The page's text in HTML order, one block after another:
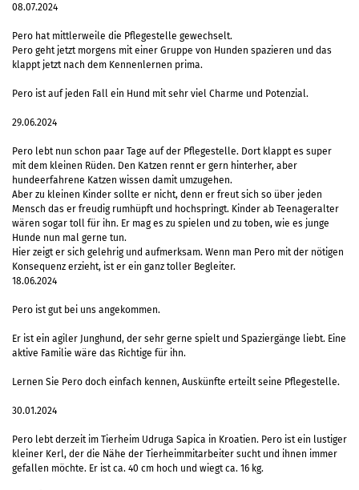
08.07.2024
Pero hat mittlerweile die Pflegestelle gewechselt.
Pero geht jetzt morgens mit einer Gruppe von Hunden spazieren und das
klappt jetzt nach dem Kennenlernen prima.
Pero ist auf jeden Fall ein Hund mit sehr viel Charme und Potenzial.
29.06.2024
Pero lebt nun schon paar Tage auf der Pflegestelle. Dort klappt es super
mit dem kleinen Rüden. Den Katzen rennt er gern hinterher, aber
hundeerfahrene Katzen wissen damit umzugehen.
Aber zu kleinen Kinder sollte er nicht, denn er freut sich so über jeden
Mensch das er freudig rumhüpft und hochspringt. Kinder ab Teenageralter
wären sogar toll für ihn. Er mag es zu spielen und zu toben, wie es junge
Hunde nun mal gerne tun.
Hier zeigt er sich gelehrig und aufmerksam. Wenn man Pero mit der nötigen
Konsequenz erzieht, ist er ein ganz toller Begleiter.
18.06.2024
Pero ist gut bei uns angekommen.
Er ist ein agiler Junghund, der sehr gerne spielt und Spaziergänge liebt. Eine
aktive Familie wäre das Richtige für ihn.
Lernen Sie Pero doch einfach kennen, Auskünfte erteilt seine Pflegestelle.
30.01.2024
Pero lebt derzeit im Tierheim Udruga Sapica in Kroatien. Pero ist ein lustiger
kleiner Kerl, der die Nähe der Tierheimmitarbeiter sucht und ihnen immer
gefallen möchte. Er ist ca. 40 cm hoch und wiegt ca. 16 kg.